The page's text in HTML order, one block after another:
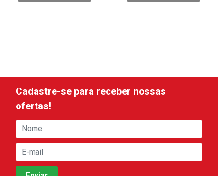
Cadastre-se para receber nossas
ofertas!